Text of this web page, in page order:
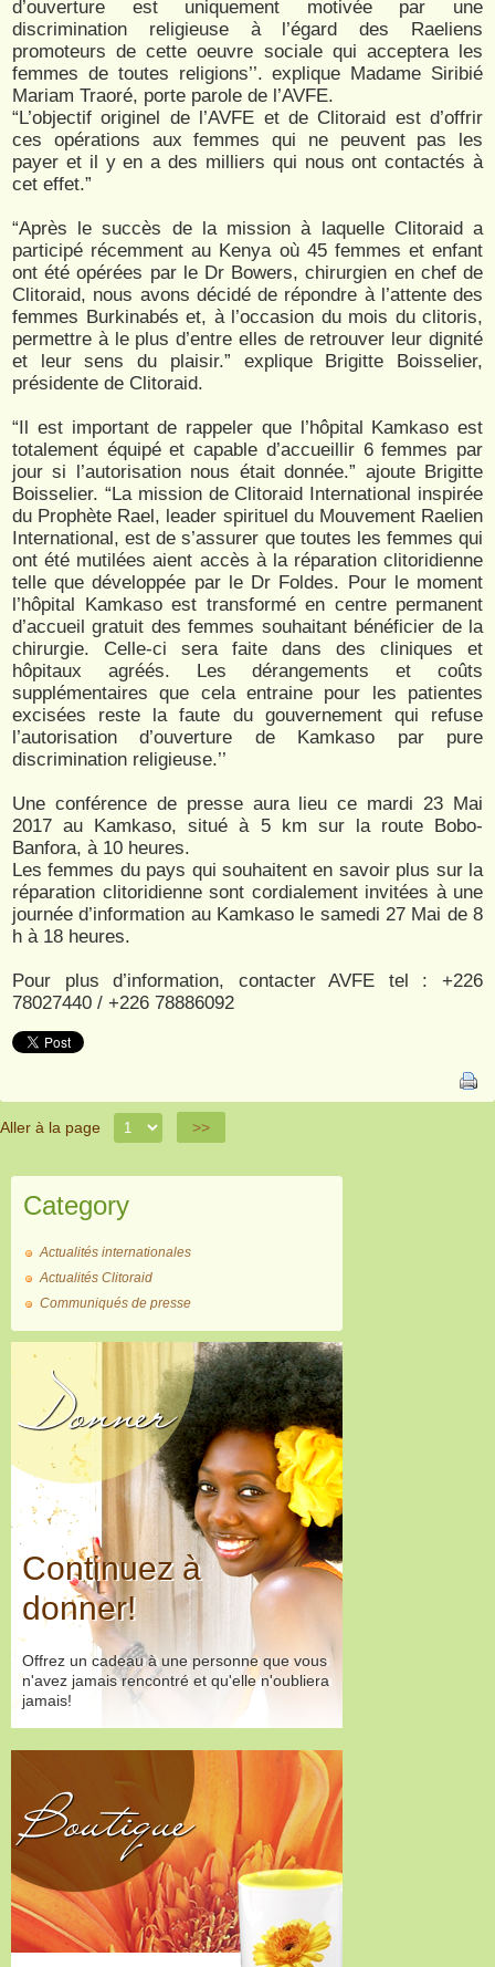
d’ouverture est uniquement motivée par une
discrimination religieuse à l’égard des Raeliens
promoteurs de cette oeuvre sociale qui acceptera les
femmes de toutes religions’’. explique Madame Siribié
Mariam Traoré, porte parole de l’AVFE.
“L’objectif originel de l’AVFE et de Clitoraid est d’offrir
ces opérations aux femmes qui ne peuvent pas les
payer et il y en a des milliers qui nous ont contactés à
cet effet.”
“Après le succès de la mission à laquelle Clitoraid a
participé récemment au Kenya où 45 femmes et enfant
ont été opérées par le Dr Bowers, chirurgien en chef de
Clitoraid, nous avons décidé de répondre à l’attente des
femmes Burkinabés et, à l’occasion du mois du clitoris,
permettre à le plus d’entre elles de retrouver leur dignité
et leur sens du plaisir.” explique Brigitte Boisselier,
présidente de Clitoraid.
“Il est important de rappeler que l’hôpital Kamkaso est
totalement équipé et capable d’accueillir 6 femmes par
jour si l’autorisation nous était donnée.” ajoute Brigitte
Boisselier. “La mission de Clitoraid International inspirée
du Prophète Rael, leader spirituel du Mouvement Raelien
International, est de s’assurer que toutes les femmes qui
ont été mutilées aient accès à la réparation clitoridienne
telle que développée par le Dr Foldes. Pour le moment
l’hôpital Kamkaso est transformé en centre permanent
d’accueil gratuit des femmes souhaitant bénéficier de la
chirurgie. Celle-ci sera faite dans des cliniques et
hôpitaux agréés. Les dérangements et coûts
supplémentaires que cela entraine pour les patientes
excisées reste la faute du gouvernement qui refuse
l’autorisation d’ouverture de Kamkaso par pure
discrimination religieuse.’’
Une conférence de presse aura lieu ce mardi 23 Mai
2017 au Kamkaso, situé à 5 km sur la route Bobo-
Banfora, à 10 heures.
Les femmes du pays qui souhaitent en savoir plus sur la
réparation clitoridienne sont cordialement invitées à une
journée d’information au Kamkaso le samedi 27 Mai de 8
h à 18 heures.
Pour plus d’information, contacter AVFE tel : +226
78027440 / +226 78886092
Aller à la page >>
Category
Actualités internationales
Actualités Clitoraid
Communiqués de presse
Donner
Continuez à
donner!
Offrez un cadeau à une personne que vous
n'avez jamais rencontré et qu'elle n'oubliera
jamais!
Boutique